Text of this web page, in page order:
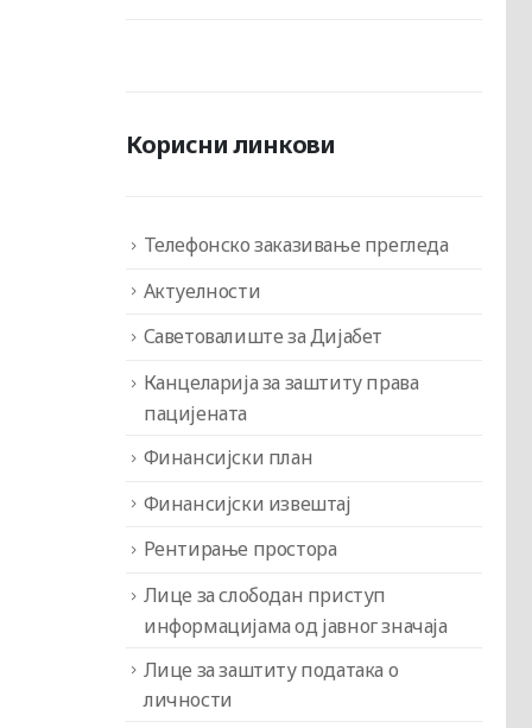
Корисни линкови
Телефонско заказивање прегледа
Актуелности
Саветовалиште за Дијабет
Канцеларија за заштиту права
пацијената
Финансијски план
Финансијски извештај
Рентирање простора
Лице за слободан приступ
информацијама од јавног значаја
Лице за заштиту података о
личности